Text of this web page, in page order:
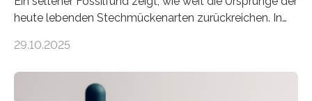
heute lebenden Stechmückenarten zurückreichen. In
Forschende die bisher älteste bekannte Stechmücken-
Region Kachin in Myanmar und hat sich in
29.10.2025